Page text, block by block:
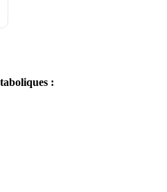
: